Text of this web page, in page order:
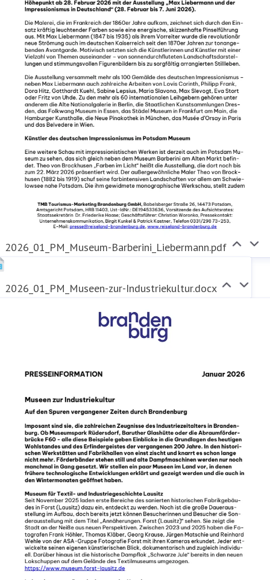
2026_01_PM_Museum-Barberini_Liebermann.pdf
2026_01_PM_Museen-zur-Industriekultur.docx